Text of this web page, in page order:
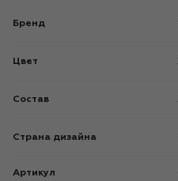
Бренд
Цвет
Состав
Страна дизайна
Артикул